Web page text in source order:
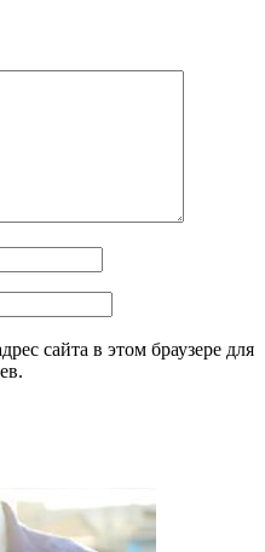
сайта в этом браузере для